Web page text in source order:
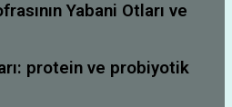
Yabani Otları ve
protein ve probiyotik